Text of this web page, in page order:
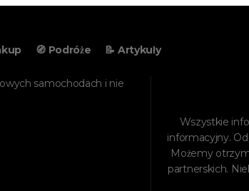
🧭 Podróże 📝 Artykuły
samochodach i nie
Wszystkie
informacyjny.
Możemy
partnerskich.